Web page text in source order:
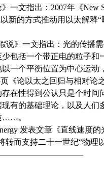
一文指出：2007年《New
以新的方式推动用以太解
说》一文指出：光的传播
包括一个带正电的粒子
一个平衡位置为中心运动
《论以太之回归与相对
在性得到公认只是个时
有的基础理论，以及人
……。
发表文章《直线速度
而支持二十一世纪“物理